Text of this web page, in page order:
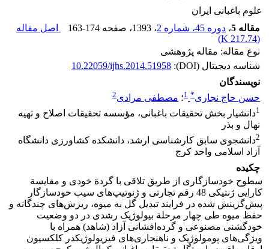
علوم باغبانی ایران
مقاله 5
، دوره 45، شماره 2 ، 1393 ، صفحه 163-174
اصل مقاله
(
217.74 K
)
نوع مقاله: مقاله پژوهشی
شناسه دیجیتال (DOI):
10.22059/ijhs.2014.51958
نویسندگان
حسن حاج نجاری*
1؛ مصطفی مرادی2
1دانشیار بخش تحقیقات باغبانی، مؤسسه تحقیقات اصلاح و تهیه
نهال و بذر
2دانشجوی سابق کارشناسی ارشد، دانشکده کشاورزی دانشگاه
آزاد اسلامی واحد کرج‌
چکیده
‌سطوح خودسازگاری از طریق تلاقی با گردة خودی و مقایسة
کارایی ژنتیکی 48 رقم تجارتی و ژنوتیپ‌های سیب خودسازگار
پیش‌گزینش شده در فرایند تبدیل گل به میوه، ریزش‌های چندگانه و
حفظ میوه طی چهار مرحلة بیولوژیک رشدی در دو وضعیت
خودگشنی مصنوعی و گرده‌افشانی آزاد (شاهد) همراه با
ویژگی‌های پومولوژیک و ناهنجاری‌های فیزیولوژیکدر کلکسیون